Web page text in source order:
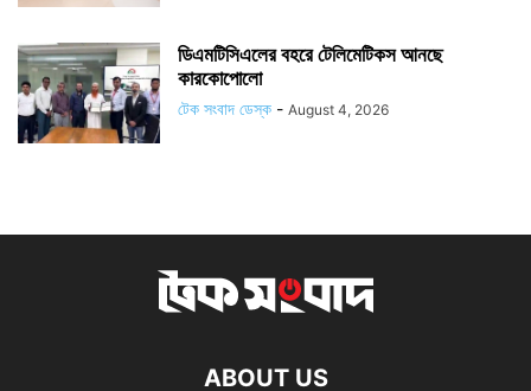
ডিএমটিসিএলের বহরে টেলিমেটিকস আনছে
কারকোপোলো
টেক সংবাদ ডেস্ক - August 4, 2026
ABOUT US